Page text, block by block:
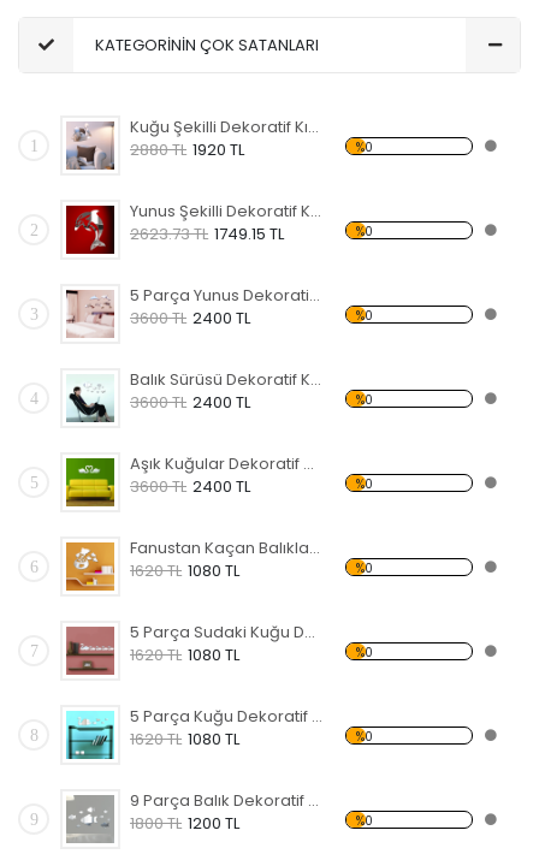
KATEGORİNİN ÇOK SATANLARI
1
Kuğu Şekilli Dekoratif Kırılmaz Ayna
2880 TL 1920 TL %0
2
Yunus Şekilli Dekoratif Kırılmaz Ayna
2623.73 TL 1749.15 TL %0
3
5 Parça Yunus Dekoratif Kırılmaz Ayna
3600 TL 2400 TL %0
4
Balık Sürüsü Dekoratif Kırılmaz Ayna
3600 TL 2400 TL %0
5
Aşık Kuğular Dekoratif Kırılmaz Ayna
3600 TL 2400 TL %0
6
Fanustan Kaçan Balıklar Dekoratif Kırılmaz Ayna
1620 TL 1080 TL %0
7
5 Parça Sudaki Kuğu Dekoratif Kırılmaz Ayna
1620 TL 1080 TL %0
8
5 Parça Kuğu Dekoratif Kırılmaz Ayna
1620 TL 1080 TL %0
9
9 Parça Balık Dekoratif Kırılmaz Ayna
1800 TL 1200 TL %0